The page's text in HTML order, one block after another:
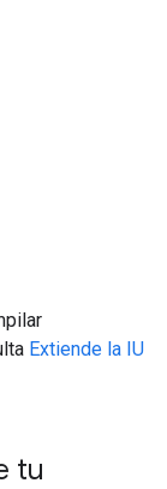
Extiende la IU
tu